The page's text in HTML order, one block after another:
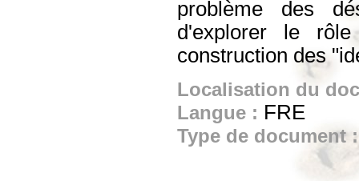
problème des
d'explorer le
construction des
Localisation du
Langue : FRE
Type de document